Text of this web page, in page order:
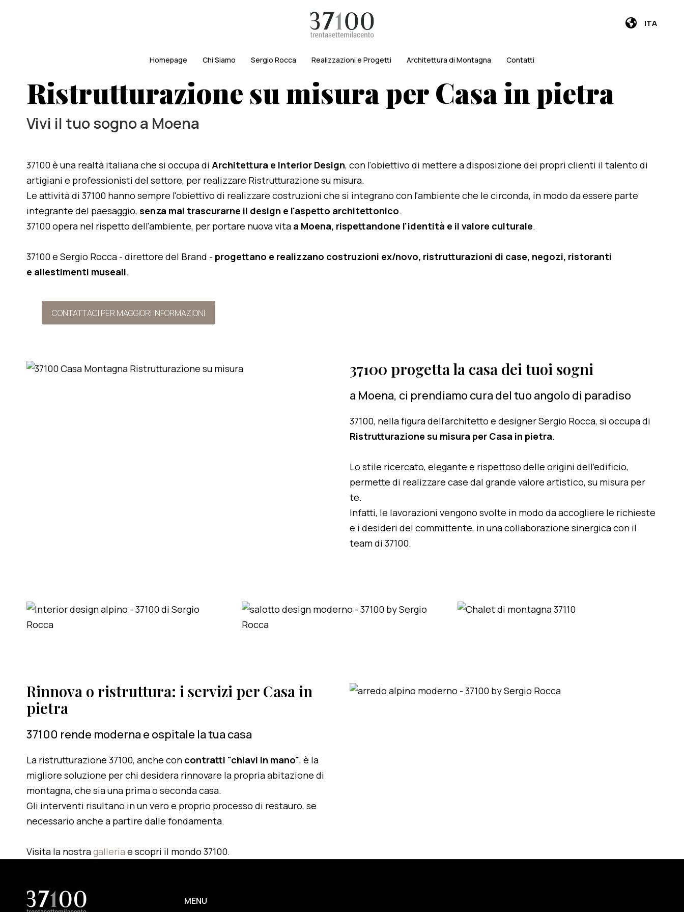
ITA
Homepage Chi Siamo Sergio Rocca Realizzazioni e Progetti Architettura di Montagna Contatti
Ristrutturazione su misura per Casa in pietra
Vivi il tuo sogno a Moena
37100 è una realtà italiana che si occupa di Architettura e Interior Design, con l'obiettivo di mettere a disposizione dei propri clienti il talento di
artigiani e professionisti del settore, per realizzare Ristrutturazione su misura.
Le attività di 37100 hanno sempre l'obiettivo di realizzare costruzioni che si integrano con l'ambiente che le circonda, in modo da essere parte
integrante del paesaggio, senza mai trascurarne il design e l'aspetto architettonico.
37100 opera nel rispetto dell'ambiente, per portare nuova vita a Moena, rispettandone l'identità e il valore culturale.
37100 e Sergio Rocca - direttore del Brand - progettano e realizzano costruzioni ex/novo, ristrutturazioni di case, negozi, ristoranti
e allestimenti museali.
CONTATTACI PER MAGGIORI INFORMAZIONI
37100 progetta la casa dei tuoi sogni
a Moena, ci prendiamo cura del tuo angolo di paradiso
37100, nella figura dell'architetto e designer Sergio Rocca, si occupa di
Ristrutturazione su misura per Casa in pietra.
Lo stile ricercato, elegante e rispettoso delle origini dell'edificio,
permette di realizzare case dal grande valore artistico, su misura per
te.
Infatti, le lavorazioni vengono svolte in modo da accogliere le richieste
e i desideri del committente, in una collaborazione sinergica con il
team di 37100.
Rinnova o ristruttura: i servizi per Casa in
pietra
37100 rende moderna e ospitale la tua casa
La ristrutturazione 37100, anche con contratti "chiavi in mano", è la
migliore soluzione per chi desidera rinnovare la propria abitazione di
montagna, che sia una prima o seconda casa.
Gli interventi risultano in un vero e proprio processo di restauro, se
necessario anche a partire dalle fondamenta.
Visita la nostragalleria e scopri il mondo 37100.
MENU